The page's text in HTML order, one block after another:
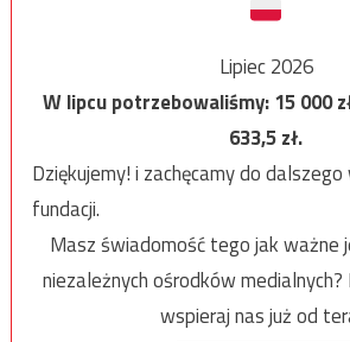
Lipiec 2026
W lipcu potrzebowaliśmy:15 000
633,5zł.
Dziękujemy! i zachęcamy do
fundacji.
Masz świadomość tego jak ważne
niezależnych ośrodków
wspieraj nas już od